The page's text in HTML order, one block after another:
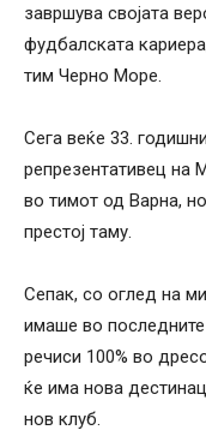
завршува својата
фудбалската
тим Черно Море.
Сега веќе 33.
репрезентативец на
во тимот од Варна,
престој таму.
Сепак, со оглед на
имаше во
речиси 100% во
ќе има нова
нов клуб.